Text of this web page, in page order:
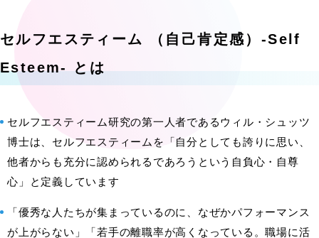
セルフエスティーム （自己肯定感）-Self
Esteem- とは
セルフエスティーム研究の第一人者であるウィル・シュッツ
博士は、セルフエスティームを「自分としても誇りに思い、
他者からも充分に認められるであろうという自負心・自尊
心」と定義しています
「優秀な人たちが集まっているのに、なぜかパフォーマンス
が上がらない」「若手の離職率が高くなっている。職場に活